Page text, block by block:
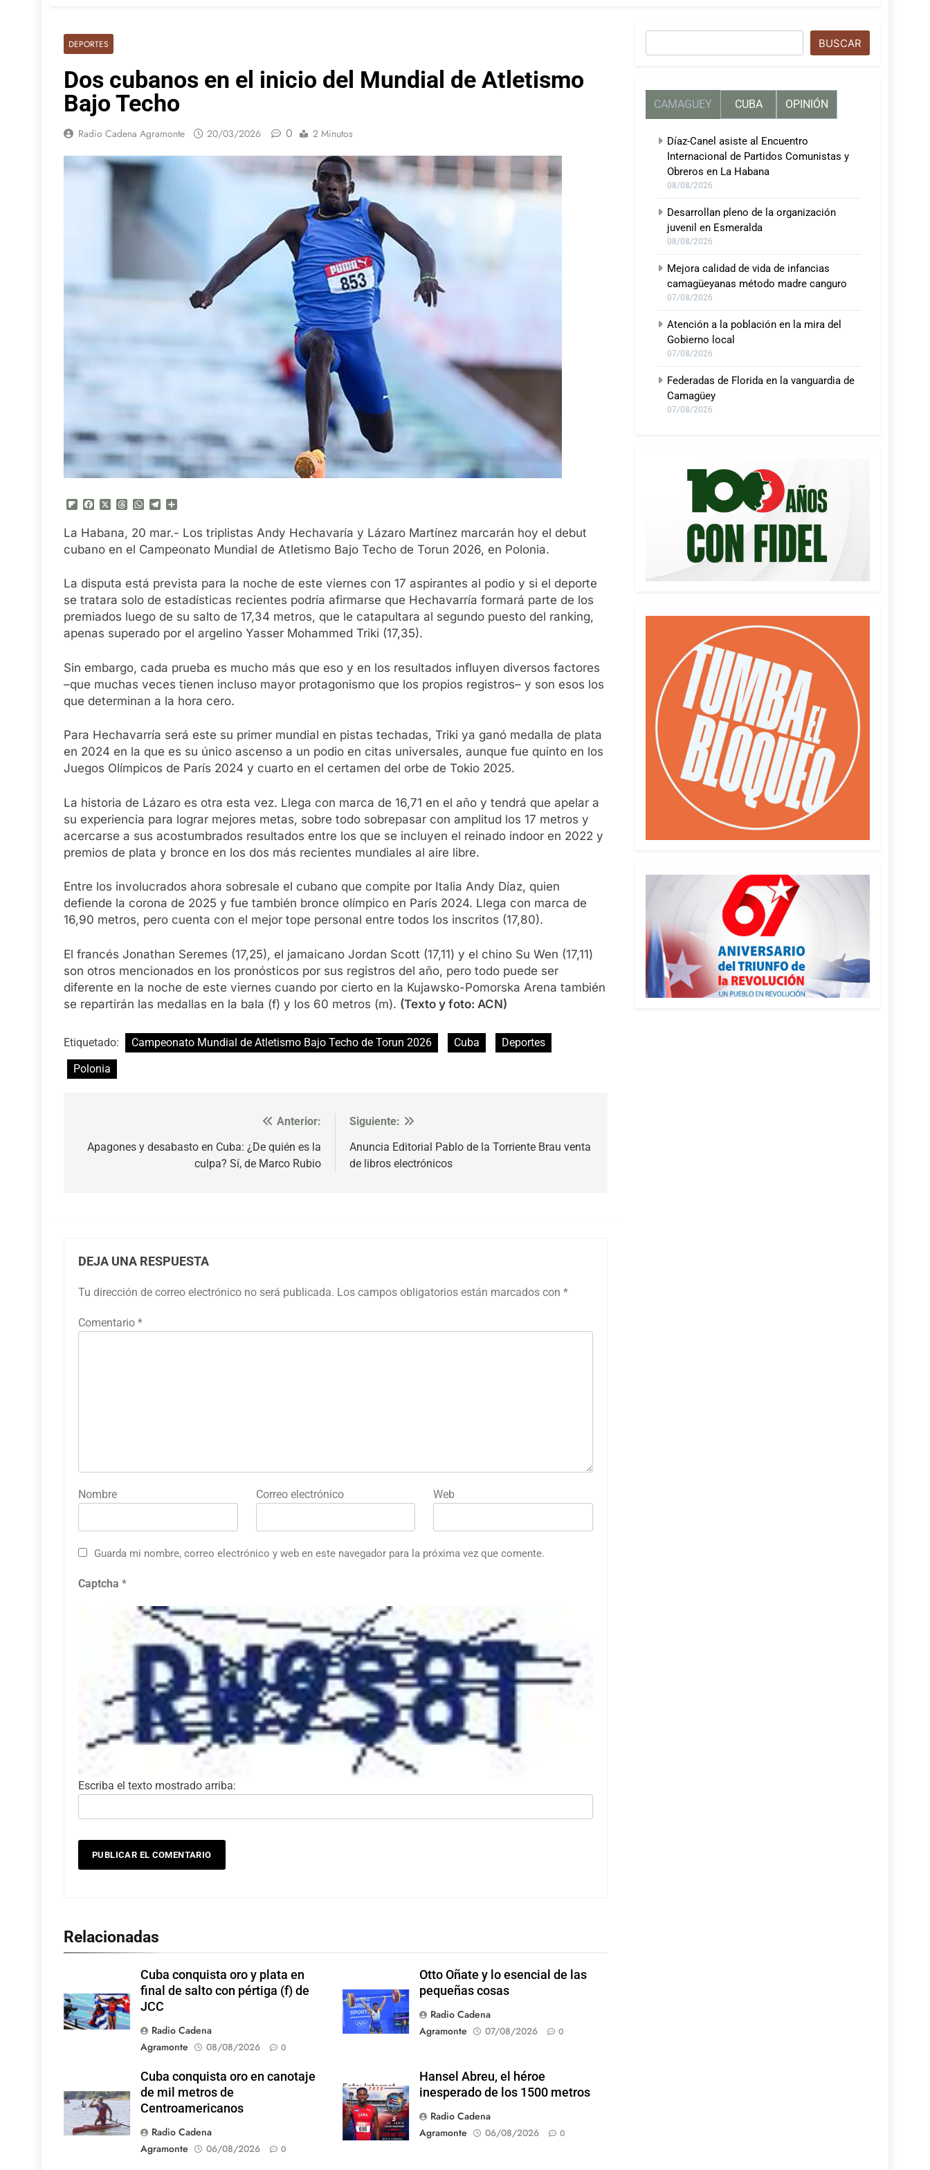
DEPORTES
Dos cubanos en el inicio del Mundial de Atletismo
Bajo Techo
Radio Cadena Agramonte 20/03/2026 0 2 Minutos
Flipboard
FacebookThreadsWhatsApp
Telegram
La Habana, 20 mar.- Los triplistas Andy Hechavaría y Lázaro Martínez marcarán hoy el debut
cubano en el Campeonato Mundial de Atletismo Bajo Techo de Torun 2026, en Polonia.
La disputa está prevista para la noche de este viernes con 17 aspirantes al podio y si el deporte
se tratara solo de estadísticas recientes podría afirmarse que Hechavarría formará parte de los
premiados luego de su salto de 17,34 metros, que le catapultara al segundo puesto del ranking,
apenas superado por el argelino Yasser Mohammed Triki (17,35).
Sin embargo, cada prueba es mucho más que eso y en los resultados influyen diversos factores
–que muchas veces tienen incluso mayor protagonismo que los propios registros– y son esos los
que determinan a la hora cero.
Para Hechavarría será este su primer mundial en pistas techadas, Triki ya ganó medalla de plata
en 2024 en la que es su único ascenso a un podio en citas universales, aunque fue quinto en los
Juegos Olímpicos de París 2024 y cuarto en el certamen del orbe de Tokio 2025.
La historia de Lázaro es otra esta vez. Llega con marca de 16,71 en el año y tendrá que apelar a
su experiencia para lograr mejores metas, sobre todo sobrepasar con amplitud los 17 metros y
acercarse a sus acostumbrados resultados entre los que se incluyen el reinado indoor en 2022 y
premios de plata y bronce en los dos más recientes mundiales al aire libre.
Entre los involucrados ahora sobresale el cubano que compite por Italia Andy Díaz, quien
defiende la corona de 2025 y fue también bronce olímpico en París 2024. Llega con marca de
16,90 metros, pero cuenta con el mejor tope personal entre todos los inscritos (17,80).
El francés Jonathan Seremes (17,25), el jamaicano Jordan Scott (17,11) y el chino Su Wen (17,11)
son otros mencionados en los pronósticos por sus registros del año, pero todo puede ser
diferente en la noche de este viernes cuando por cierto en la Kujawsko-Pomorska Arena también
se repartirán las medallas en la bala (f) y los 60 metros (m). (Texto y foto: ACN)
Etiquetado: Campeonato Mundial de Atletismo Bajo Techo de Torun 2026 Cuba
Deportes
Polonia
de
Anterior:
Apagones y desabasto en Cuba: ¿De quién es la
culpa? Sí, de Marco Rubio
Siguiente:
Anuncia Editorial Pablo de la Torriente Brau venta
de libros electrónicos
DEJA UNA RESPUESTA
Tu dirección de correo electrónico no será publicada. Los campos obligatorios están marcados con *
Comentario *
Nombre Correo electrónico Web
Guarda mi nombre, correo electrónico y web en este navegador para la próxima vez que comente.
Captcha *
Escriba el texto mostrado arriba:
Relacionadas
Cuba conquista oro y plata en
final de salto con pértiga (f) de
JCC
Radio Cadena
Agramonte
08/08/2026 0
Otto Oñate y lo esencial de las
pequeñas cosas
Radio Cadena
Agramonte
07/08/2026 0
Cuba conquista oro en canotaje
de mil metros de
Centroamericanos
Radio Cadena
Agramonte
06/08/2026 0
Foto: Internet
Hansel Abreu, el héroe
inesperado de los 1500 metros
Radio Cadena
Agramonte
06/08/2026 0
BUSCAR
CAMAGUEY CUBA OPINIÓN
Díaz-Canel asiste al Encuentro
Internacional de Partidos Comunistas y
Obreros en La Habana
08/08/2026
Desarrollan pleno de la organización
juvenil en Esmeralda
08/08/2026
Mejora calidad de vida de infancias
camagüeyanas método madre canguro
07/08/2026
Atención a la población en la mira del
Gobierno local
07/08/2026
Federadas de Florida en la vanguardia de
Camagüey
07/08/2026